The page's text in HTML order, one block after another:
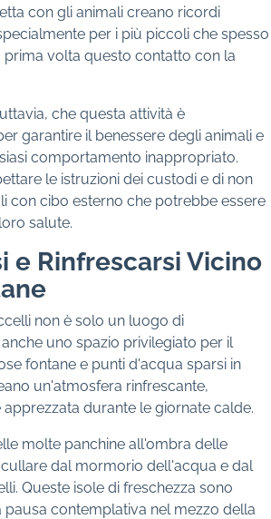
con gli animali creano ricordi
per i più piccoli che spesso
volta questo contatto con la
che questa attività è
garantire il benessere degli animali e
comportamento inappropriato.
le istruzioni dei custodi e di non
con cibo esterno che potrebbe essere
salute.
e Rinfrescarsi Vicino
non è solo un luogo di
uno spazio privilegiato per il
fontane e punti d'acqua sparsi in
un'atmosfera rinfrescante,
durante le giornate calde.
molte panchine all'ombra delle
dal mormorio dell'acqua e dal
Queste isole di freschezza sono
pausa contemplativa nel mezzo della